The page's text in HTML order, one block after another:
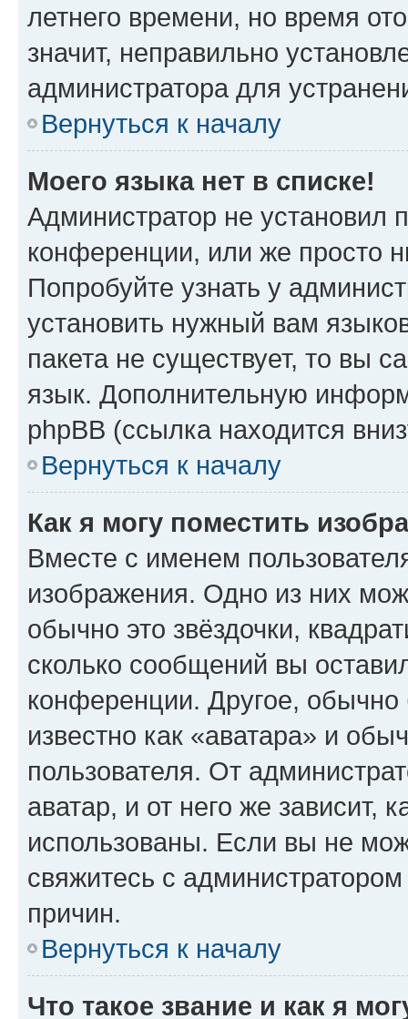
летнего времени, но время
значит, неправильно
администратора для
Вернуться к началу
Моего языка нет в списке!
Администратор не установил
конференции, или же просто
Попробуйте узнать у
установить нужный вам
пакета не существует, то вы
язык. Дополнительную
phpBB (ссылка находится
Вернуться к началу
Как я могу поместить
Вместе с именем
изображения. Одно из них
обычно это звёздочки,
сколько сообщений вы
конференции. Другое,
известно как «аватара» и
пользователя. От
аватар, и от него же зависит,
использованы. Если вы не
свяжитесь с
причин.
Вернуться к началу
Что такое звание и как я